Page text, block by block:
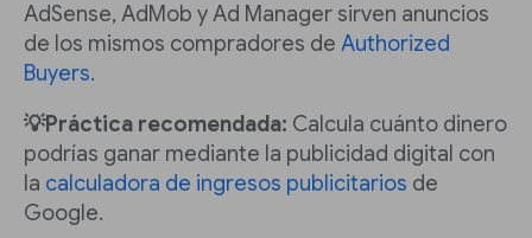
AdSense, AdMob y Ad Manager sirven anuncios
de los mismos compradores de Authorized
Buyers.
💡Práctica recomendada: Calcula cuánto dinero
podrías ganar mediante la publicidad digital con
la calculadora de ingresos publicitarios de
Google.